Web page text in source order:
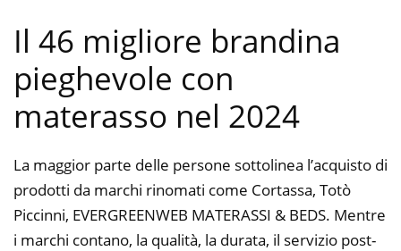
Il 46 migliore brandina
pieghevole con
materasso nel 2024
La maggior parte delle persone sottolinea l’acquisto di
prodotti da marchi rinomati come Cortassa, Totò
Piccinni, EVERGREENWEB MATERASSI & BEDS. Mentre
i marchi contano, la qualità, la durata, il servizio post-